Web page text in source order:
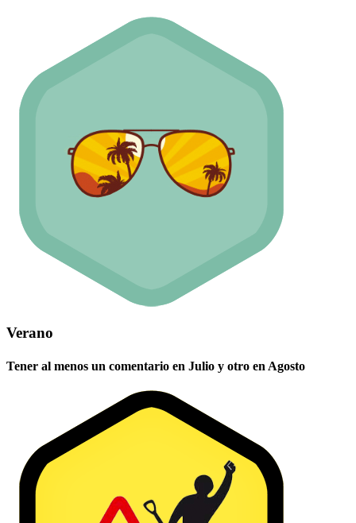
Verano
Tener al menos un comentario en Julio y otro en Agosto